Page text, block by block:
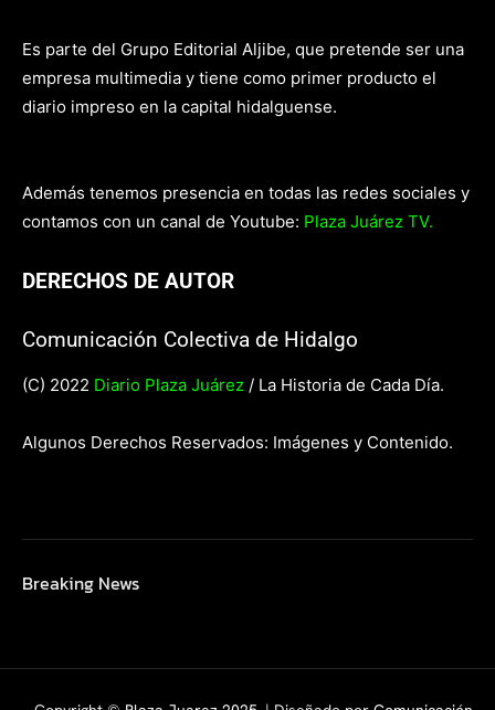
Es parte del Grupo Editorial Aljibe, que pretende ser una
empresa multimedia y tiene como primer producto el
diario impreso en la capital hidalguense.
Además tenemos presencia en todas las redes sociales y
contamos con un canal de Youtube: Plaza Juárez TV.
DERECHOS DE AUTOR
Comunicación Colectiva de Hidalgo
(C) 2022 Diario Plaza Juárez / La Historia de Cada Día.
Algunos Derechos Reservados: Imágenes y Contenido.
Breaking News